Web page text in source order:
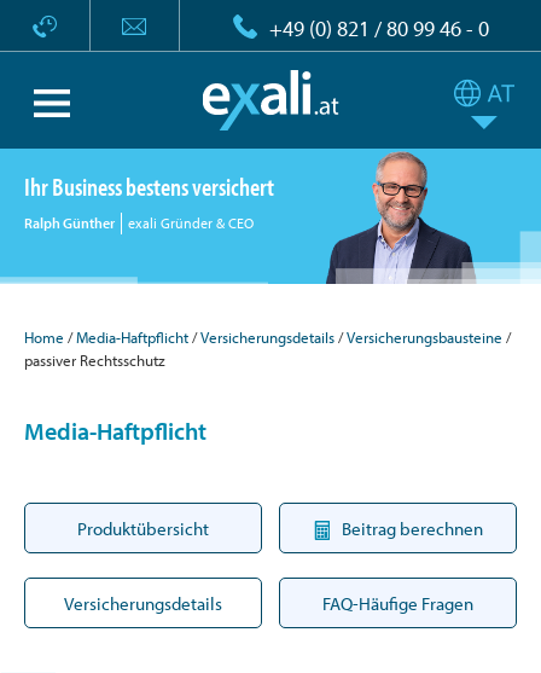
+49 (0) 821 / 80 99 46 - 0
Ihr Business bestens versichert
Ralph Günther exali Gründer & CEO
Home Media-Haftpflicht Versicherungsdetails
Versicherungsbausteine
passiver Rechtsschutz
Media-Haftpflicht
Produktübersicht Beitrag berechnen
Versicherungsdetails FAQ-Häufige Fragen